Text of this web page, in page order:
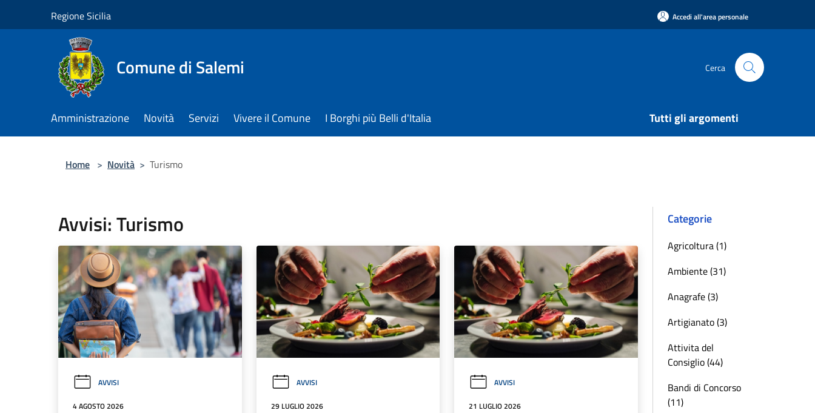
Regione Sicilia Accedi all'area personale
Comune di Salemi Cerca
Amministrazione Novità Servizi Vivere il Comune I Borghi più Belli d'Italia Tutti gli argomenti
Home > Novità > Turismo
Avvisi: Turismo
AVVISI
4 AGOSTO 2026
AVVISI
29 LUGLIO 2026
AVVISI
21 LUGLIO 2026
Categorie
Agricoltura (1)
Ambiente (31)
Anagrafe (3)
Artigianato (3)
Attivita del
Consiglio (44)
Bandi di Concorso
(11)